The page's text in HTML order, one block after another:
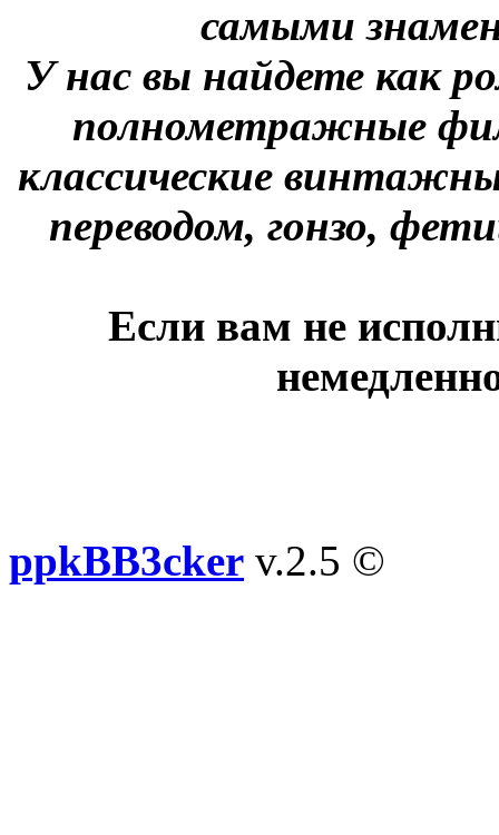
самыми
У нас вы найдете как
полнометражные
классические
переводом, гонзо,
Если вам не
ppkBB3cker v.2.5 ©